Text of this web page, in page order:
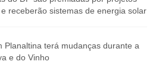
receberão sistemas de energia solar
Planaltina terá mudanças durante a
e do Vinho